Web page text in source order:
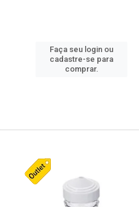
Faça seu login ou
cadastre-se para
comprar.